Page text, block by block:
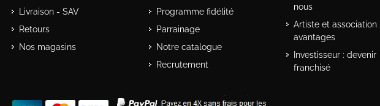
Livraison - SAV
Retours
Nos magasins
Programme fidélité
Parrainage
Notre catalogue
Recrutement
nous
Artiste et association
avantages
Investisseur : devenir
franchisé